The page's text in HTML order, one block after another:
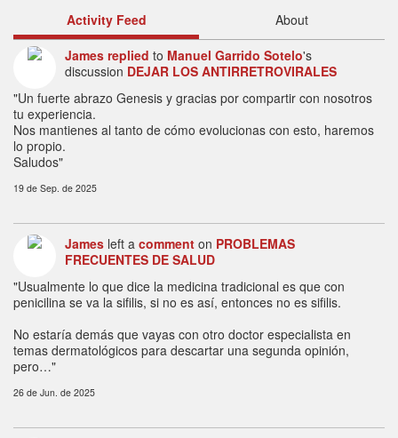
Activity Feed
About
James replied to Manuel Garrido Sotelo's
discussion DEJAR LOS ANTIRRETROVIRALES
"Un fuerte abrazo Genesis y gracias por compartir con nosotros
tu experiencia.
Nos mantienes al tanto de cómo evolucionas con esto, haremos
lo propio.
Saludos"
19 de Sep. de 2025
James left a comment on PROBLEMAS
FRECUENTES DE SALUD
"Usualmente lo que dice la medicina tradicional es que con
penicilina se va la sifilis, si no es así, entonces no es sifilis.
No estaría demás que vayas con otro doctor especialista en
temas dermatológicos para descartar una segunda opinión,
pero…"
26 de Jun. de 2025